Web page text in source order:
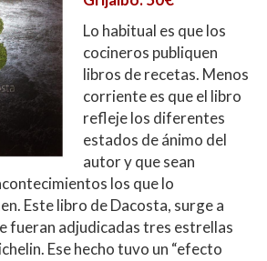
Lo habitual es que los
cocineros publiquen
libros de recetas. Menos
corriente es que el libro
refleje los diferentes
estados de ánimo del
autor y que sean
los que lo
Este libro de Dacosta, surge a
fueran adjudicadas tres estrellas
Ese hecho tuvo un “efecto